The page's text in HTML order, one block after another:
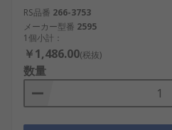
RS品番 266-3753
メーカー型番 2595
1個小計：
￥1,486.00(税抜)
数量